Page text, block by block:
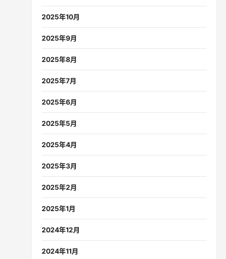
2025年10月
2025年9月
2025年8月
2025年7月
2025年6月
2025年5月
2025年4月
2025年3月
2025年2月
2025年1月
2024年12月
2024年11月